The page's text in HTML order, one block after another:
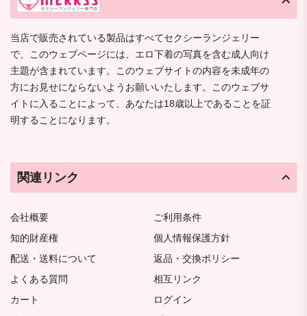
当店で販売されている製品はすべてセクシーランジェリー
で、このウェブページには、エロ下着の写真を含む成人向け
主題が含まれています。このウェブサイトの内容を未成年の
方にお見せにならないようお願いいたします。このウェブサ
イトに入ることによって、あなたは18歳以上であることを証
明することになります。
関連リンク
会社概要
ご利用条件
知的財産権
個人情報保護方針
配送・送料について
返品・交換ポリシー
よくある質問
相互リンク
カート
ログイン